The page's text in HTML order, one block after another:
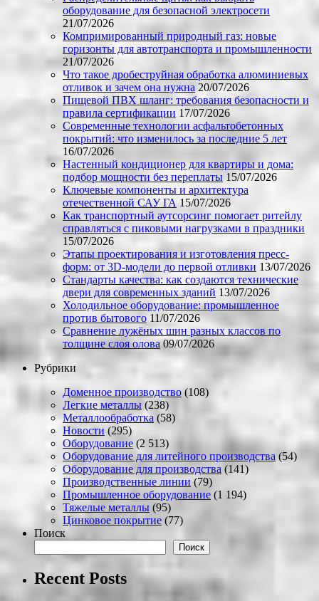
оборудование для безопасной электросети
21/07/2026
Компримированный природный газ: новые
горизонты для автотранспорта и промышленности
21/07/2026
Что такое дробеструйная обработка алюминиевых
отливок и зачем она нужна 20/07/2026
Пищевой ПВХ шланг: требования безопасности и
правила сертификации 17/07/2026
Современные технологии асфальтобетонных
покрытий: что изменилось за последние 5 лет
16/07/2026
Настенный кондиционер для квартиры и дома:
подбор мощности без переплаты 15/07/2026
Ключевые компоненты и архитектура
отечественной САУ ГА 15/07/2026
Как транспортный аутсорсинг помогает ритейлу
справляться с пиковыми нагрузками в праздники
15/07/2026
Этапы проектирования и изготовления пресс-
форм: от 3D-модели до первой отливки 13/07/2026
Стандарты качества: как создаются технические
двери для современных зданий 13/07/2026
Холодильное оборудование: промышленное
против бытового 11/07/2026
Сравнение лужёных шин разных классов по
толщине слоя олова 09/07/2026
Рубрики
Доменное производство (108)
Легкие металлы (238)
Металлообработка (58)
Новости (295)
Оборудование (2 513)
Оборудование для литейного производства (54)
Оборудование для производства (141)
Производственные линии (79)
Промышленное оборудование (1 194)
Тяжелые металлы (95)
Цинковое покрытие (77)
Поиск
Поиск
Recent Posts